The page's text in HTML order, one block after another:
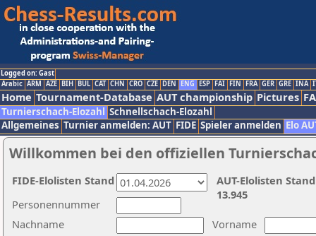
Logged on: Gast
Arabic ARM AZE BIH BUL CAT CHN CRO CZE DEN ENG ESP FAI FIN FRA GER GRE INA
Home Tournament-Database AUT championship Pictures
Turnierschach-Elozahl Schnellschach-Elozahl
Allgemeines Turnier anmelden: AUT FIDE Spieler anmelden Elo
Willkommen bei den offiziellen
Nachname
Vorname
Personennummer
AUT-Elolisten
13.945
FIDE-Elolisten Stand